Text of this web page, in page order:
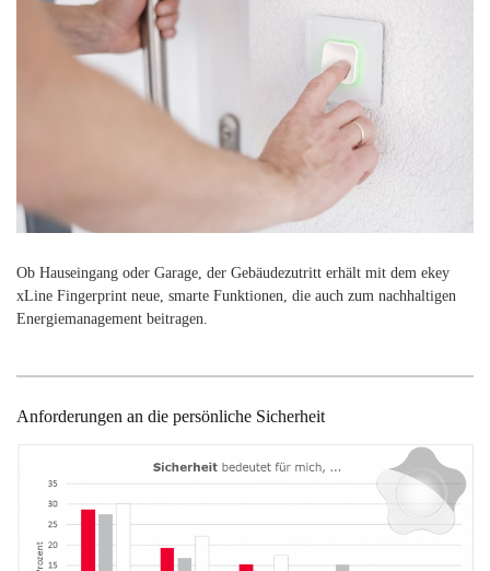
Ob Hauseingang oder Garage, der Gebäudezutritt erhält mit dem ekey
xLine Fingerprint neue, smarte Funktionen, die auch zum nachhaltigen
Energiemanagement beitragen.
Anforderungen an die persönliche Sicherheit